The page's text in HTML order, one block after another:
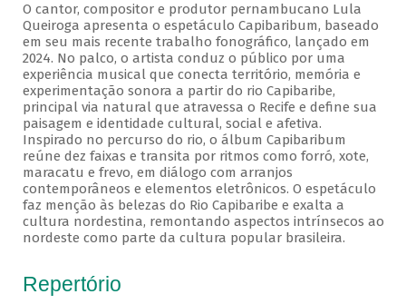
O cantor, compositor e produtor pernambucano Lula
Queiroga apresenta o espetáculo Capibaribum, baseado
em seu mais recente trabalho fonográfico, lançado em
2024. No palco, o artista conduz o público por uma
experiência musical que conecta território, memória e
experimentação sonora a partir do rio Capibaribe,
principal via natural que atravessa o Recife e define sua
paisagem e identidade cultural, social e afetiva.
Inspirado no percurso do rio, o álbum Capibaribum
reúne dez faixas e transita por ritmos como forró, xote,
maracatu e frevo, em diálogo com arranjos
contemporâneos e elementos eletrônicos. O espetáculo
faz menção às belezas do Rio Capibaribe e exalta a
cultura nordestina, remontando aspectos intrínsecos ao
nordeste como parte da cultura popular brasileira.
Repertório